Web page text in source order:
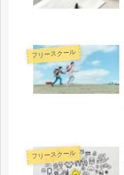
フリースクール
フリースクール